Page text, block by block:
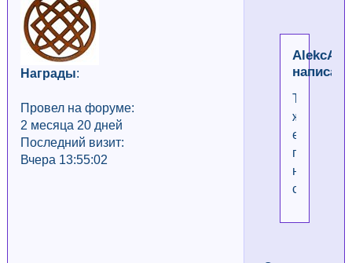
Награды:
Провел на форуме:
2 месяца 20 дней
Последний визит:
Вчера 13:55:02
Та
же
ерунда...
плюсики
не
ставятся..